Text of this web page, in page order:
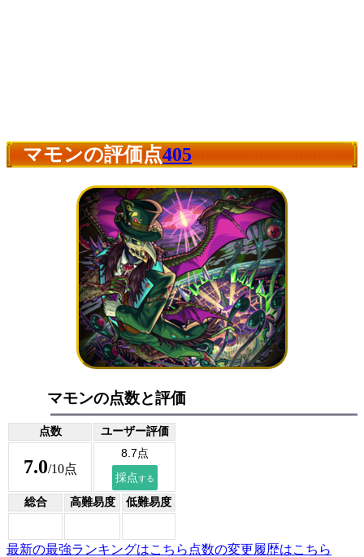
マモンの評価点405
マモンの点数と評価
点数 ユーザー評価
7.0/10点
総合 高難易度 低難易度
最新の最強ランキングはこちら 点数の変更履歴はこちら